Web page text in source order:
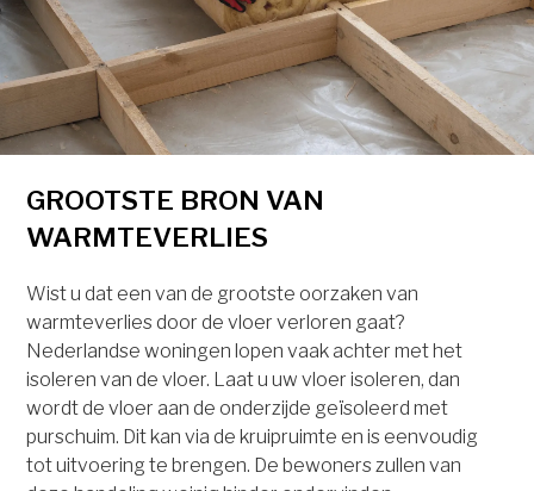
GROOTSTE BRON VAN
WARMTEVERLIES
Wist u dat een van de grootste oorzaken van
warmteverlies door de vloer verloren gaat?
Nederlandse woningen lopen vaak achter met het
isoleren van de vloer. Laat u uw vloer isoleren, dan
wordt de vloer aan de onderzijde geïsoleerd met
purschuim. Dit kan via de kruipruimte en is eenvoudig
tot uitvoering te brengen. De bewoners zullen van